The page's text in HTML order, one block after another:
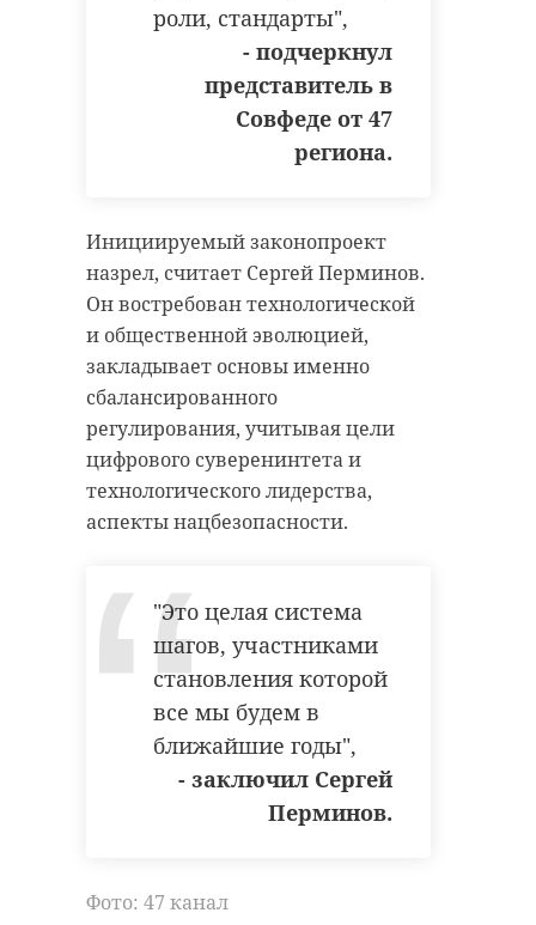
роли, стандарты",
- подчеркнул
представитель в
Совфеде от 47
региона.
Инициируемый законопроект
назрел, считает Сергей Перминов.
Он востребован технологической
и общественной эволюцией,
закладывает основы именно
сбалансированного
регулирования, учитывая цели
цифрового суверенинтета и
технологического лидерства,
аспекты нацбезопасности.
"Это целая система
шагов, участниками
становления которой
все мы будем в
ближайшие годы",
- заключил Сергей
Перминов.
Фото: 47 канал